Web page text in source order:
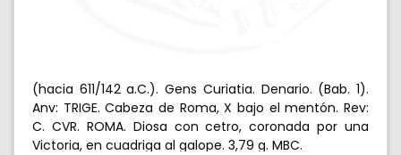
(hacia 611/142 a.C.). Gens Curiatia. Denario. (Bab. 1).
Anv: TRIGE. Cabeza de Roma, X bajo el mentón. Rev:
C. CVR. ROMA. Diosa con cetro, coronada por una
Victoria, en cuadriga al galope. 3,79 g. MBC.